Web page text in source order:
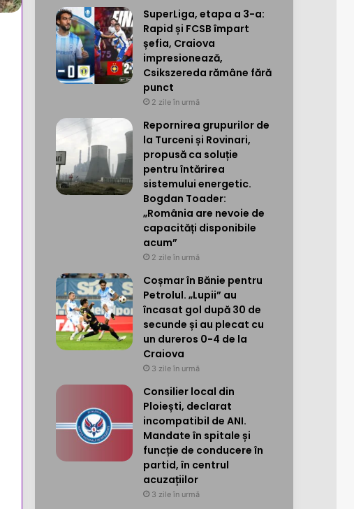
SuperLiga, etapa a 3-a:
Rapid și FCSB împart
șefia, Craiova
impresionează,
Csikszereda rămâne fără
punct
2 zile în urmă
Repornirea grupurilor de
la Turceni și Rovinari,
propusă ca soluție
pentru întărirea
sistemului energetic.
Bogdan Toader:
„România are nevoie de
capacități disponibile
acum”
2 zile în urmă
Coșmar în Bănie pentru
Petrolul. „Lupii” au
încasat gol după 30 de
secunde și au plecat cu
un dureros 0-4 de la
Craiova
3 zile în urmă
Consilier local din
Ploiești, declarat
incompatibil de ANI.
Mandate în spitale și
funcție de conducere în
partid, în centrul
acuzațiilor
3 zile în urmă